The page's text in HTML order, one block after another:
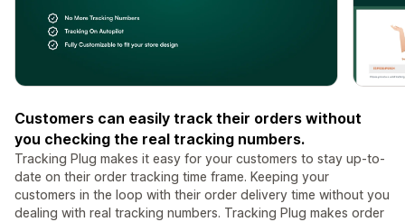
Customers can easily track their orders without
you checking the real tracking numbers.
Tracking Plug makes it easy for your customers to stay up-to-
date on their order tracking time frame. Keeping your
customers in the loop with their order delivery time without you
dealing with real tracking numbers. Tracking Plug makes order